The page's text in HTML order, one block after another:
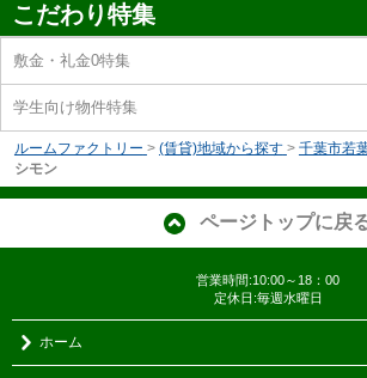
こだわり特集
敷金・礼金0特集
学生向け物件特集
ルームファクトリー > (賃貸)地域から探す > 千葉市若
シモン
ページトップに戻
営業時間:10:00～18：00
定休日:毎週水曜日
ホーム